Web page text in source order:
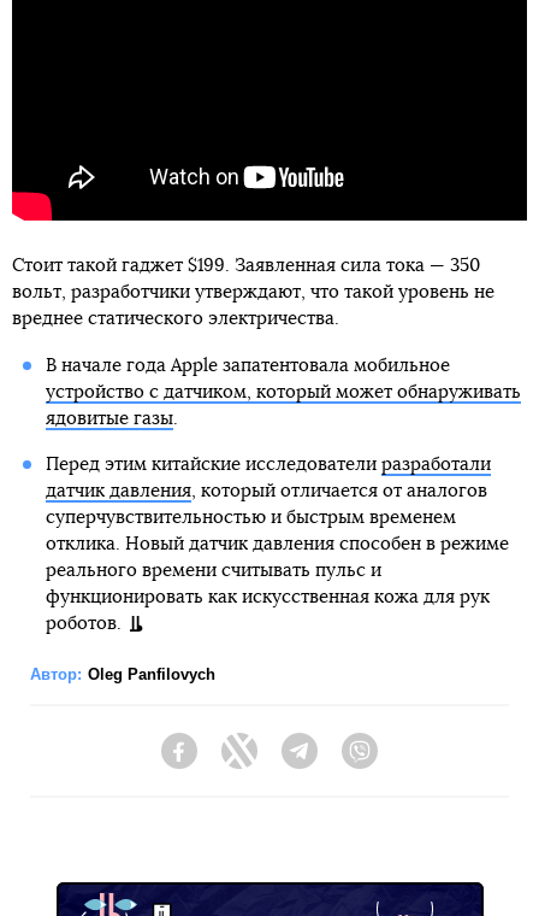
Стоит такой гаджет $199. Заявленная сила тока — 350
вольт, разработчики утверждают, что такой уровень не
вреднее статического электричества.
В начале года Apple запатентовала мобильное
устройство с датчиком, который может обнаруживать
ядовитые газы.
Перед этим китайские исследователи разработали
датчик давления, который отличается от аналогов
суперчувствительностью и быстрым временем
отклика. Новый датчик давления способен в режиме
реального времени считывать пульс и
функционировать как искусственная кожа для рук
роботов.
Автор: Oleg Panfilovych
FacebookTwitter Telegram